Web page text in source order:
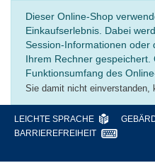
Dieser Online-Shop
Einkaufserlebnis. Dabei
Session-Informationen oder
Ihrem Rechner gespeichert.
Funktionsumfang des
Sie damit nicht einverstanden,
LEICHTE SPRACHE
BARRIEREFREIHEIT